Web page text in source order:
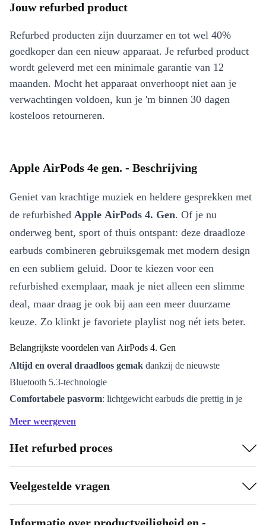
Jouw refurbed product
Refurbed producten zijn duurzamer en tot wel 40%
goedkoper dan een nieuw apparaat. Je refurbed product
wordt geleverd met een minimale garantie van 12
maanden. Mocht het apparaat onverhoopt niet aan je
verwachtingen voldoen, kun je 'm binnen 30 dagen
kosteloos retourneren.
Apple AirPods 4e gen. - Beschrijving
Geniet van krachtige muziek en heldere gesprekken met
de refurbished Apple AirPods 4. Gen. Of je nu
onderweg bent, sport of thuis ontspant: deze draadloze
earbuds combineren gebruiksgemak met modern design
en een subliem geluid. Door te kiezen voor een
refurbished exemplaar, maak je niet alleen een slimme
deal, maar draag je ook bij aan een meer duurzame
keuze. Zo klinkt je favoriete playlist nog nét iets beter.
Belangrijkste voordelen van AirPods 4. Gen
Altijd en overal draadloos gemak dankzij de nieuwste
Bluetooth 5.3-technologie
Comfortabele pasvorm: lichtgewicht earbuds die prettig in je
Slimme bediening: tik en swipe om eenvoudig je muziek of
oproepen te regelen
Snelle koppeling
met al je Apple apparaten
Waarom kiezen voor refurbished AirPods?
Met refurbished AirPods van refurbed haal je een
Meer weergeven
Het refurbed proces
Veelgestelde vragen